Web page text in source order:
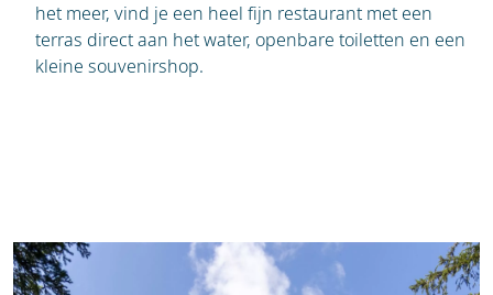
het meer, vind je een heel fijn restaurant met een
terras direct aan het water, openbare toiletten en een
kleine souvenirshop.